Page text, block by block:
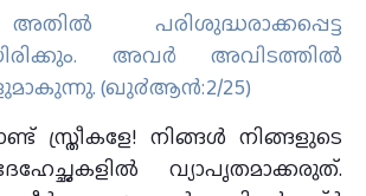
പരിശുദ്ധരാക്കപ്പെട്ട
അവര്‍ അവിടത്തില്‍
(ഖു൪ആന്‍:2/25)
സ്ത്രീകളേ! നിങ്ങൾ നിങ്ങളുടെ
വ്യാപൃതമാക്കരുത്.